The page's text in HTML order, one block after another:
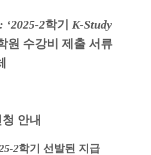
‘2025-2학기 K-Study
원 수강비 제출 서류
안내
2학기 선발된 지급